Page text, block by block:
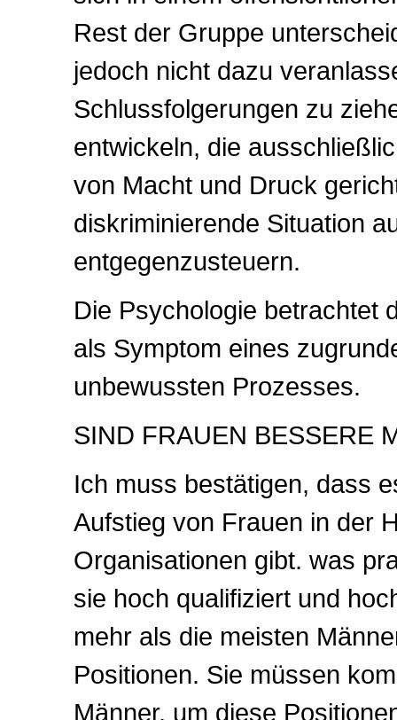
Rest der Gruppe
jedoch nicht dazu
Schlussfolgerungen zu
entwickeln, die
von Macht und Druck
diskriminierende Situation
entgegenzusteuern.
Die Psychologie betrachtet
als Symptom eines
unbewussten Prozesses.
SIND FRAUEN BESSERE
Ich muss bestätigen, dass
Aufstieg von Frauen in der
Organisationen gibt. was
sie hoch qualifiziert und
mehr als die meisten
Positionen. Sie müssen
Männer, um diese